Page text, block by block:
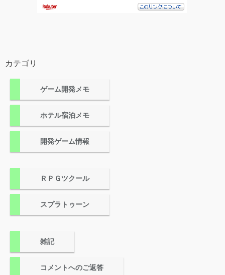
カテゴリ
ゲーム開発メモ
ホテル宿泊メモ
開発ゲーム情報
ＲＰＧツクール
スプラトゥーン
雑記
コメントへのご返答